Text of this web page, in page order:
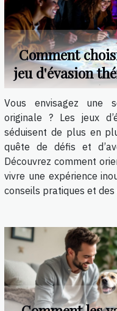
Comment
jeu d'évasion
votre
Vous envisagez une
originale ? Les jeux
séduisent de plus en
quête de défis et
Découvrez comment
vivre une expérience
conseils pratiques et des